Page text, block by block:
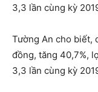
3,3 lần cùng kỳ
Tường An cho biết,
đồng, tăng 40,7%,
3,3 lần cùng kỳ